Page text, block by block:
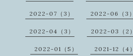
2022-07（3） 2022-06（3）
2022-04（3） 2022-03（2）
2022-01（5） 2021-12（4）